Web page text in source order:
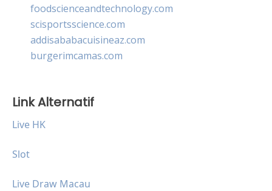
foodscienceandtechnology.com
scisportsscience.com
addisababacuisineaz.com
burgerimcamas.com
Link Alternatif
Live HK
Slot
Live Draw Macau